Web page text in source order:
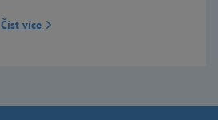
Číst více